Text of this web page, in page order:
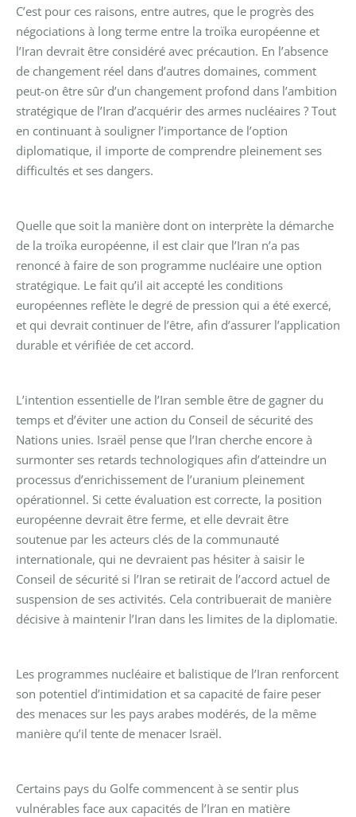
C’est pour ces raisons, entre autres, que le progrès des
négociations à long terme entre la troïka européenne et
l’Iran devrait être considéré avec précaution. En l’absence
de changement réel dans d’autres domaines, comment
peut-on être sûr d’un changement profond dans l’ambition
stratégique de l’Iran d’acquérir des armes nucléaires ? Tout
en continuant à souligner l’importance de l’option
diplomatique, il importe de comprendre pleinement ses
difficultés et ses dangers.
Quelle que soit la manière dont on interprète la démarche
de la troïka européenne, il est clair que l’Iran n’a pas
renoncé à faire de son programme nucléaire une option
stratégique. Le fait qu’il ait accepté les conditions
européennes reflète le degré de pression qui a été exercé,
et qui devrait continuer de l’être, afin d’assurer l’application
durable et vérifiée de cet accord.
L’intention essentielle de l’Iran semble être de gagner du
temps et d’éviter une action du Conseil de sécurité des
Nations unies. Israël pense que l’Iran cherche encore à
surmonter ses retards technologiques afin d’atteindre un
processus d’enrichissement de l’uranium pleinement
opérationnel. Si cette évaluation est correcte, la position
européenne devrait être ferme, et elle devrait être
soutenue par les acteurs clés de la communauté
internationale, qui ne devraient pas hésiter à saisir le
Conseil de sécurité si l’Iran se retirait de l’accord actuel de
suspension de ses activités. Cela contribuerait de manière
décisive à maintenir l’Iran dans les limites de la diplomatie.
Les programmes nucléaire et balistique de l’Iran renforcent
son potentiel d’intimidation et sa capacité de faire peser
des menaces sur les pays arabes modérés, de la même
manière qu’il tente de menacer Israël.
Certains pays du Golfe commencent à se sentir plus
vulnérables face aux capacités de l’Iran en matière